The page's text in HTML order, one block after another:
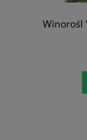
Winorośl